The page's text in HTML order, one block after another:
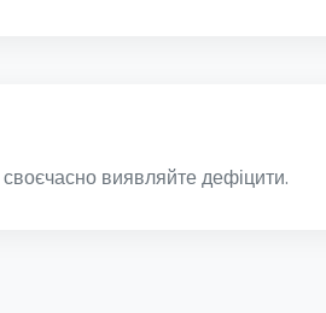
своєчасно виявляйте дефіцити.